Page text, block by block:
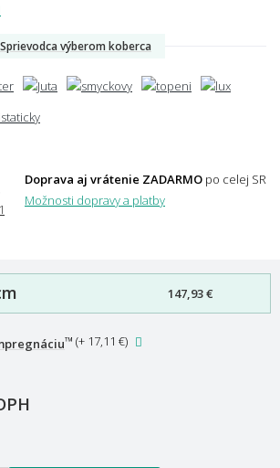
Sprievodca výberom koberca
Doprava aj vrátenie ZADARMO po celej SR
Možnosti dopravy a platby
147,93 €
™ (+ 17,11 €)